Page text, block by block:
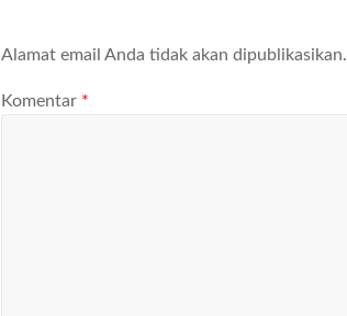
Alamat email Anda tidak akan dipublikasikan.
Komentar *